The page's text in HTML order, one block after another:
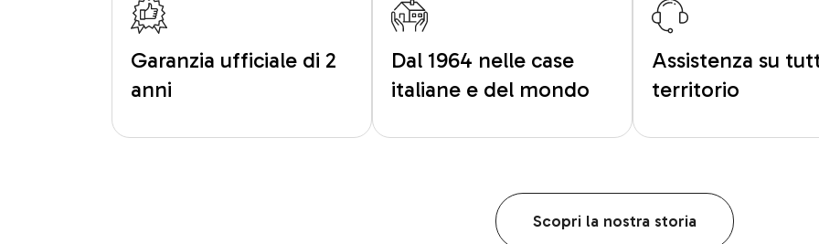
Garanzia ufficiale di 2
anni
Dal 1964 nelle case
italiane e del mondo
Assistenza su
territorio
Scopri la nostra storia